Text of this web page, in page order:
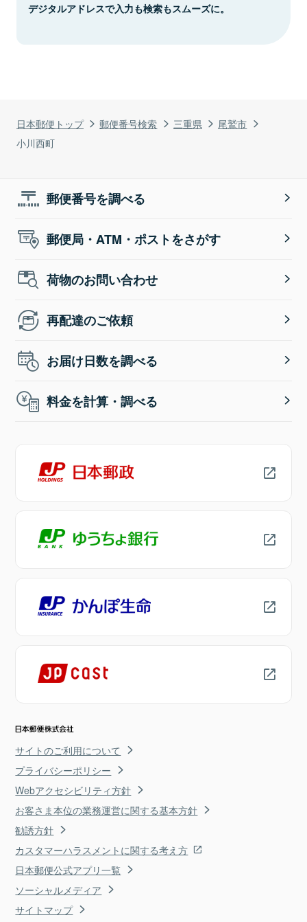
日本郵便トップ 郵便番号検索 三重県
尾鷲市
小川西町
デジタルアドレスで入力も検索もスムーズに。
郵便番号を調べる
郵便局・ATM・ポストをさがす
荷物のお問い合わせ
再配達のご依頼
お届け日数を調べる
料金を計算・調べる
サイトのご利用について
プライバシーポリシー
Webアクセシビリティ方針
お客さま本位の業務運営に関する基本方針
勧誘方針
カスタマーハラスメントに関する考え方
日本郵便公式アプリ一覧
ソーシャルメディア
サイトマップ